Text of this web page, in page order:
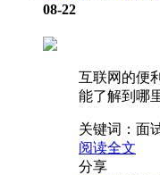
08-22
互联网的便
能了解到哪
关键词： 面
阅读全文
分享